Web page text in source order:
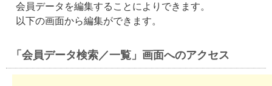
会員データを編集することによりできます。
以下の画面から編集ができます。
「会員データ検索／一覧」画面へのアクセス